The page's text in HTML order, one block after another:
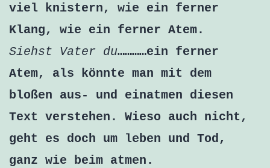
viel knistern, wie ein ferner
Klang, wie ein ferner Atem.
Siehst Vater du…………ein ferner
Atem, als könnte man mit dem
bloßen aus- und einatmen diesen
Text verstehen. Wieso auch nicht,
geht es doch um leben und Tod,
ganz wie beim atmen.